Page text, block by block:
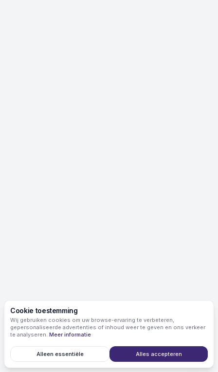
Cookie toestemming
Wij gebruiken cookies om uw browse-ervaring te verbeteren,
gepersonaliseerde advertenties of inhoud weer te geven en ons verkeer
te analyseren. Meer informatie
Alleen essentiële Alles accepteren